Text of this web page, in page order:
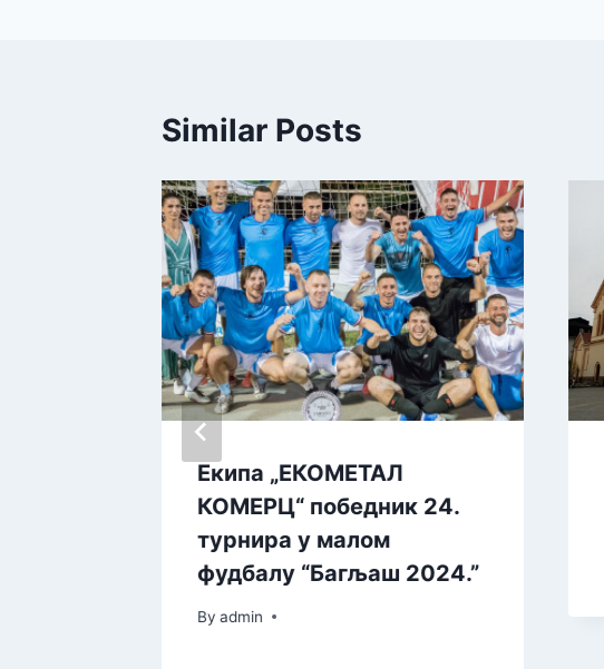
Similar Posts
Екипа „ЕКОМЕТАЛ
КОМЕРЦ“ победник 24.
турнира у малом
фудбалу “Багљаш 2024.”
By admin